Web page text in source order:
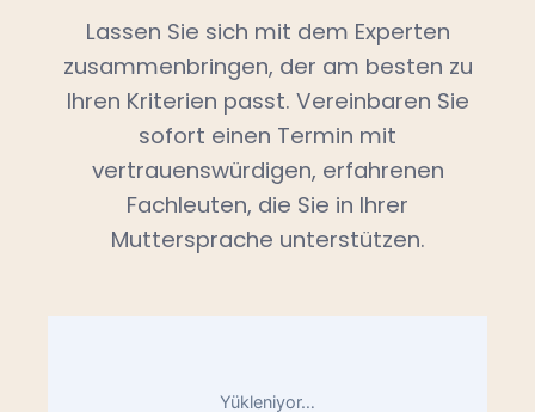
Lassen Sie sich mit dem Experten
zusammenbringen, der am besten zu
Ihren Kriterien passt. Vereinbaren Sie
sofort einen Termin mit
vertrauenswürdigen, erfahrenen
Fachleuten, die Sie in Ihrer
Muttersprache unterstützen.